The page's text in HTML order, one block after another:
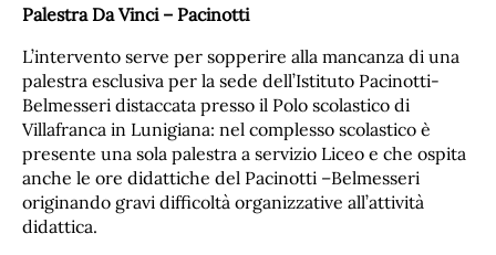
Palestra Da Vinci – Pacinotti
L’intervento serve per sopperire alla mancanza di una
palestra esclusiva per la sede dell’Istituto Pacinotti-
Belmesseri distaccata presso il Polo scolastico di
Villafranca in Lunigiana: nel complesso scolastico è
presente una sola palestra a servizio Liceo e che ospita
anche le ore didattiche del Pacinotti –Belmesseri
originando gravi difficoltà organizzative all’attività
didattica.